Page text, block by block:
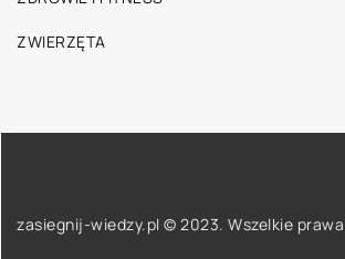
ZWIERZĘTA
zasiegnij-wiedzy.pl © 2023. Wszelkie